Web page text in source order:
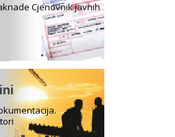
Cjenovnik javnih